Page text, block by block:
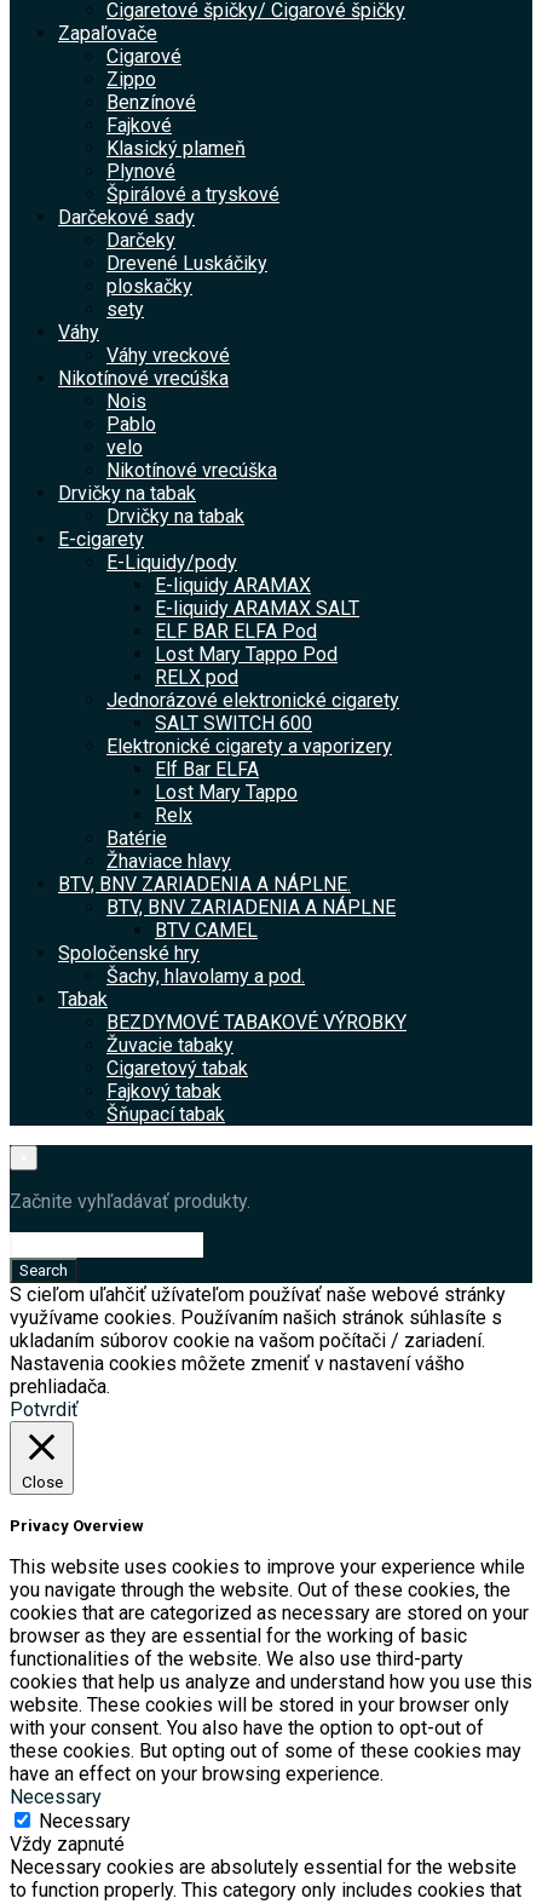
Cigaretové špičky/ Cigarové špičky
Zapaľovače
Cigarové
Zippo
Benzínové
Fajkové
Klasický plameň
Plynové
Špirálové a tryskové
Darčekové sady
Darčeky
Drevené Luskáčiky
ploskačky
sety
Váhy
Váhy vreckové
Nikotínové vrecúška
Nois
Pablo
velo
Nikotínové vrecúška
Drvičky na tabak
Drvičky na tabak
E-cigarety
E-Liquidy/pody
E-liquidy ARAMAX
E-liquidy ARAMAX SALT
ELF BAR ELFA Pod
Lost Mary Tappo Pod
RELX pod
Jednorázové elektronické cigarety
SALT SWITCH 600
Elektronické cigarety a vaporizery
Elf Bar ELFA
Lost Mary Tappo
Relx
Batérie
Žhaviace hlavy
BTV, BNV ZARIADENIA A NÁPLNE.
BTV, BNV ZARIADENIA A NÁPLNE
BTV CAMEL
Spoločenské hry
Šachy, hlavolamy a pod.
Tabak
BEZDYMOVÉ TABAKOVÉ VÝROBKY
Žuvacie tabaky
Cigaretový tabak
Fajkový tabak
Šňupací tabak
Začnite vyhľadávať produkty.
S cieľom uľahčiť užívateľom používať naše webové stránky
využívame cookies. Používaním našich stránok súhlasíte s
ukladaním súborov cookie na vašom počítači / zariadení.
Nastavenia cookies môžete zmeniť v nastavení vášho
prehliadača.
Potvrdiť
Close
Privacy Overview
This website uses cookies to improve your experience while
you navigate through the website. Out of these cookies, the
cookies that are categorized as necessary are stored on your
browser as they are essential for the working of basic
functionalities of the website. We also use third-party
cookies that help us analyze and understand how you use this
website. These cookies will be stored in your browser only
with your consent. You also have the option to opt-out of
these cookies. But opting out of some of these cookies may
have an effect on your browsing experience.
Necessary
Necessary
Vždy zapnuté
Necessary cookies are absolutely essential for the website
to function properly. This category only includes cookies that